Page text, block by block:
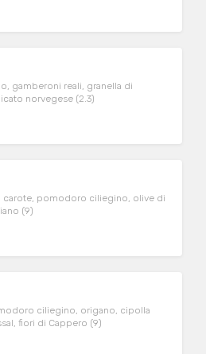
reali, granella di
norvegese (2.3)
carote, pomodoro ciliegino, olive di
(9)
ciliegino, origano, cipolla
rossa, olive greche colossal, fiori di Cappero (9)